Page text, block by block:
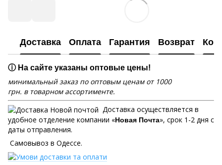
Доставка Оплата Гарантия Возврат
ⓘ На сайте указаны оптовые цены!
минимальный заказ по оптовым ценам от 1000
грн. в товарном ассортименте.
Доставка осуществляется в
удобное отделение компании «Новая Почта», срок 1-2 дня с
даты отправления.
Самовывоз в Одессе.